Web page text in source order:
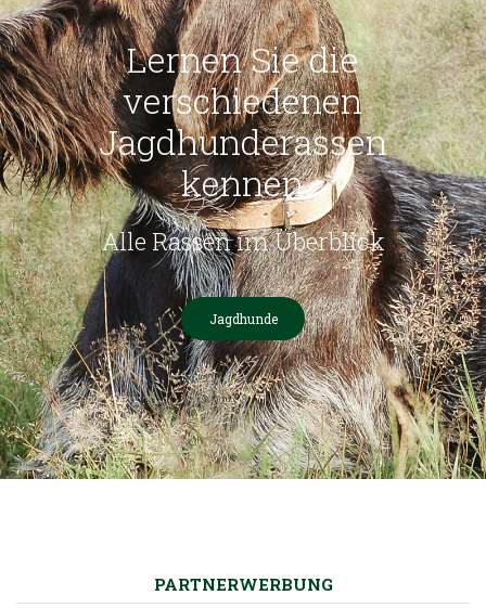
Lernen Sie die
verschiedenen
Jagdhunderassen
kennen
Alle Rassen im Überblick
Jagdhunde
PARTNERWERBUNG